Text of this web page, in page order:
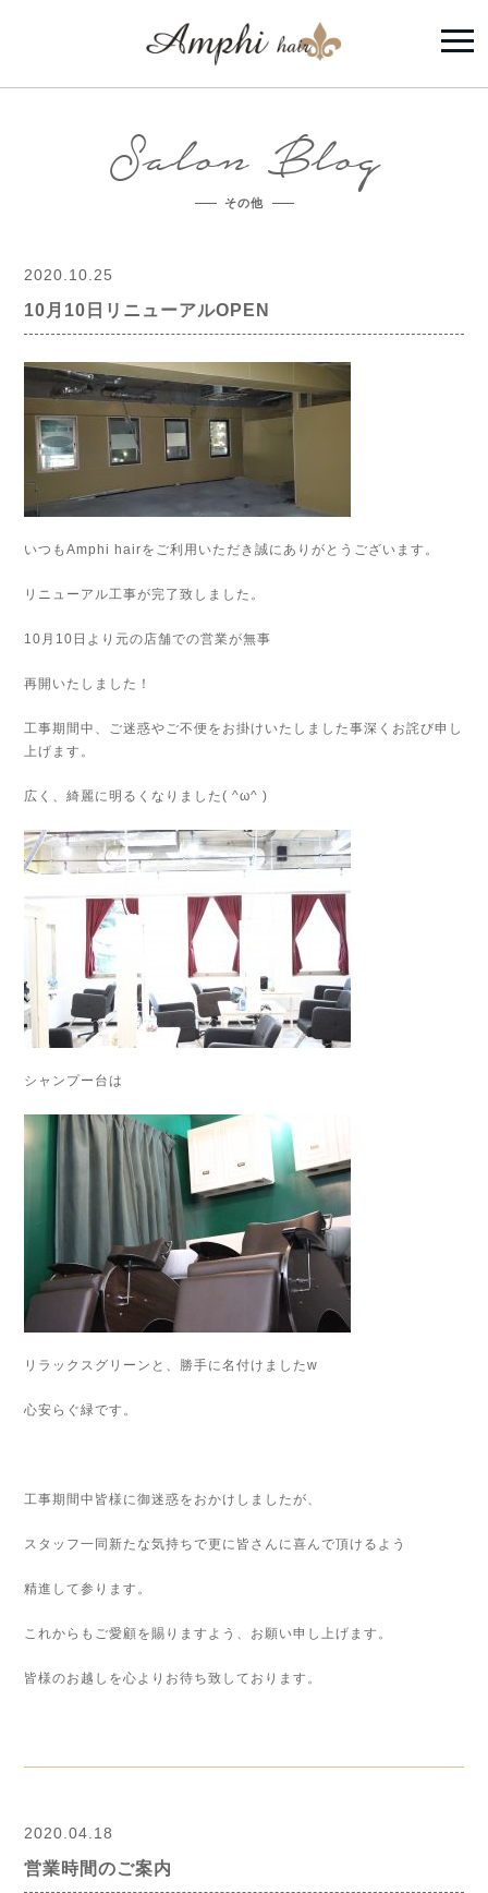
Salon Blog
その他
2020.10.25
10月10日リニューアルOPEN
いつもAmphi hairをご利用いただき誠にありがとうございます。
リニューアル工事が完了致しました。
10月10日より元の店舗での営業が無事
再開いたしました！
工事期間中、ご迷惑やご不便をお掛けいたしました事深くお詫び申し
上げます。
広く、綺麗に明るくなりました( ^ω^ )
シャンプー台は
リラックスグリーンと、勝手に名付けましたw
心安らぐ緑です。
工事期間中皆様に御迷惑をおかけしましたが、
スタッフ一同新たな気持ちで更に皆さんに喜んで頂けるよう
精進して参ります。
これからもご愛顧を賜りますよう、お願い申し上げます。
皆様のお越しを心よりお待ち致しております。
2020.04.18
営業時間のご案内